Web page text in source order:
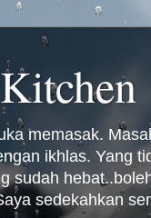
memasak.
ikhlas. Yang
sudah
sedekahkan